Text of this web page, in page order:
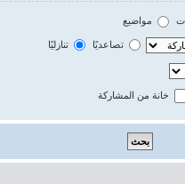
مواضيع
تصاعديًا تنازليًا
خانة من المشاركة